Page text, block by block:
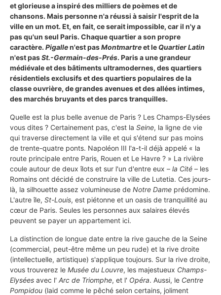
et glorieuse a inspiré des milliers de poèmes et de
chansons. Mais personne n'a réussi à saisir l'esprit de la
ville en un mot. Et, en fait, ce serait impossible, car il n'y a
pas qu'un seul Paris. Chaque quartier a son propre
caractère. Pigallen'est pasMontmartreet le Quartier Latin
n'est pasSt.-Germain-des-Prés. Paris a une grandeur
médiévale et des bâtiments ultramodernes, des quartiers
résidentiels exclusifs et des quartiers populaires de la
classe ouvrière, de grandes avenues et des allées intimes,
des marchés bruyants et des parcs tranquilles.
Quelle est la plus belle avenue de Paris ? Les Champs-Elysées
vous dites ? Certainement pas, c'est la Seine, la ligne de vie
qui traverse directement la ville et qui s'étend sur pas moins
de trente-quatre ponts. Napoléon III l'a-t-il déjà appelé « la
route principale entre Paris, Rouen et Le Havre ? » La rivière
coule autour de deux îlots et sur l'un d'entre eux – la Cité – les
Romains ont décidé de construire la ville de Lutetia. Ces jours-
là, la silhouette assez volumineuse de Notre Dame prédomine.
L'autre île, St-Louis, est piétonne et un oasis de tranquillité au
cœur de Paris. Seules les personnes aux salaires élevés
peuvent se payer un appartement ici.
La distinction de longue date entre la rive gauche de la Seine
(commercial, peut-être même un peu rude) et la rive droite
(intellectuelle, artistique) s'applique toujours. Sur la rive droite,
vous trouverez le Musée du Louvre, les majestueux Champs-
Elysées avec l' Arc de Triomphe, et l' Opéra. Aussi, le Centre
Pompidou (laid comme le pêché selon certains, joliment